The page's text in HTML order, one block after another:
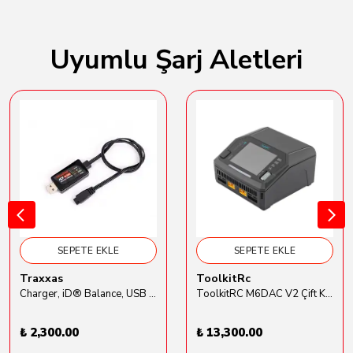
Uyumlu Şarj Aletleri
SEPETE EKLE
Traxxas
Charger, iD® Balance, USB (2-cell 7.4 volt LiPo with iD® connector only) TRX9767
₺ 2,300.00
SEPETE EKLE
ToolkitRc
ToolkitRC M6DAC V2 Çift Kanal Akıllı Şarj Cihazı (AC/DC, 16A×2, USB‑C 65W)
₺ 13,300.00